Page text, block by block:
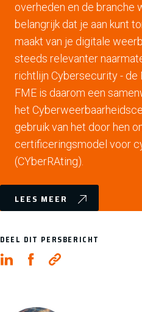
overheden en de branche
belangrijk dat je aan kunt
maakt van je digitale
steeds relevanter
richtlijn Cybersecurity - de
FME is daarom een
het
gebruik van het door hen
certificeringsmodel voor
(CYberRAting).
LEES MEER
DEEL DIT PERSBERICHT